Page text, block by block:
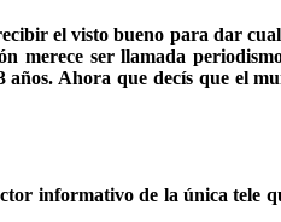
el visto bueno para dar
ser llamada
Ahora que decís que el
informativo de la única tele